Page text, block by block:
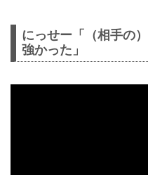
にっせー「（相手の
強かった」